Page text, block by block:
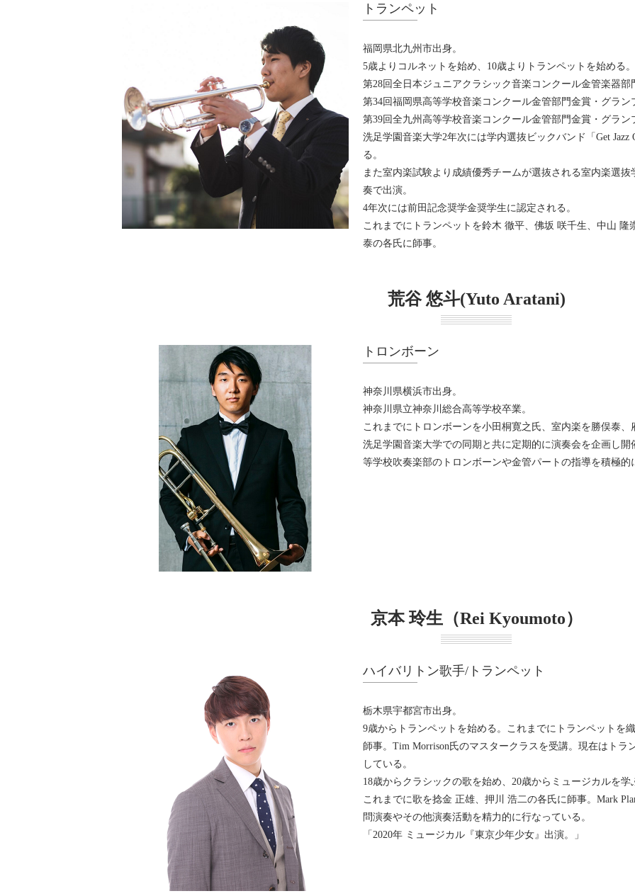
トランペット
福岡県北九州市出身。
5歳よりコルネットを始め、10歳よりトランペットを始める。
第28回全日本ジュニアクラシック音楽コンクール金管楽器部
第34回福岡県高等学校音楽コンクール金管部門金賞・グラン
第39回全九州高等学校音楽コンクール金管部門金賞・グラン
洗足学園音楽大学2年次には学内選抜ビックバンド「Get Jazz
る。
また室内楽試験より成績優秀チームが選抜される室内楽選
奏で出演。
4年次には前田記念奨学金奨学生に認定される。
これまでにトランペットを鈴木 徹平、佛坂 咲千生、中山
泰の各氏に師事。
荒谷 悠斗(Yuto Aratani)
トロンボーン
神奈川県横浜市出身。
神奈川県立神奈川総合高等学校卒業。
これまでにトロンボーンを小田桐寛之氏、室内楽を勝俣泰、
洗足学園音楽大学での同期と共に定期的に演奏会を企画し
等学校吹奏楽部のトロンボーンや金管パートの指導を積極的
京本 玲生（Rei Kyoumoto）
ハイバリトン歌手/トランペット
栃木県宇都宮市出身。
9歳からトランペットを始める。これまでにトランペットを
師事。Tim Morrison氏のマスタークラスを受講。現在はトラ
している。
18歳からクラシックの歌を始め、20歳からミュージカルを学
これまでに歌を捻金 正雄、押川 浩二の各氏に師事。Mark
問演奏やその他演奏活動を精力的に行なっている。
「2020年 ミュージカル『東京少年少女』出演。」